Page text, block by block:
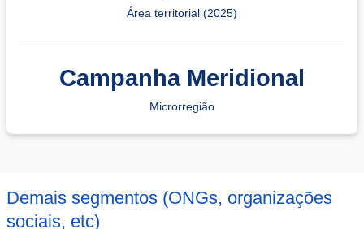
Área territorial (2025)
Campanha Meridional
Microrregião
Demais segmentos (ONGs, organizações
sociais, etc)